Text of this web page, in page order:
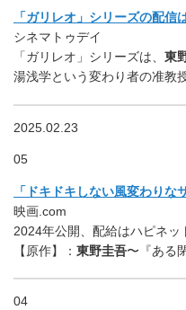
「ガリレオ」シリーズの配
シネマトゥデイ
「ガリレオ」シリーズは、 東
湯浅学という変わり者の准教
2025.02.23
05
「ドキドキしない風変わり
映画.com
2024年公開、配給はハピネ
【原作】： 東野圭吾〜『ある
04